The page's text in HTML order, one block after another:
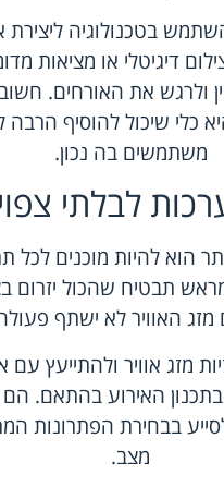
בטכנולוגיה ליצירת
דיגיטלי או מציאות
ולרגש את האורחים.
כלי שיכול להוסיף הרבה
משתמשים בה נכון.
לבלתי צפוי
הוא להיות מוכנים לכל
תבטיח שהכול יזרום
האוויר לא ישתף
מזג אוויר ולהתייעץ
בתכנון האירוע בהתאם. הם
בבחירת הפתרונות
מצב.